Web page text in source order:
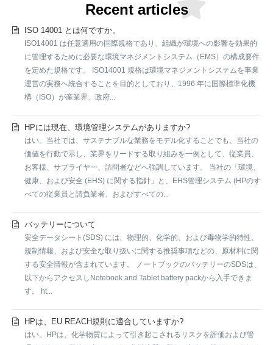
Recent articles
ISO 14001 とは何ですか。
ISO14001 は任意適用の国際規格であり、組織が環境への影響を効果的
に管理するために必要な環境マネジメントシステム（EMS）の構成要件
を定めた規格です。 ISO14001 規格は環境マネジメントシステムを事業
運営の実務へ統合することを目的としており、1996 年に国際標準化機
構（ISO）が産業界、政府...
HPには現在、環境管理システムがありますか?
はい。当社では、サステナブルな業務をモデル化することでも、当社の
価値を行動で示し、業界をリードする取り組みを一例として、従業員、
お客様、サプライヤー、訪問者などへ強調しています。 当社の「環境、
健康、および安全 (EHS) に関する指針」と、EHS管理システム (HPのす
べての従業員と請負業者、およびすべての...
バッテリーについて
安全データシート(SDS) には、物理的、化学的、および毒物学的特性、
規制情報、および安全な取り扱いに関する推奨事項などの、原材料に関
する安全情報が含まれています。 ノートブックのバッテリーのSDSは、
以下からアクセスしNotebook and Tablet battery packから入手できま
す。 ht...
HPは、EU REACH規則に適合していますか?
はい。HPは、化学物質によって引き起こされるリスクを評価および管